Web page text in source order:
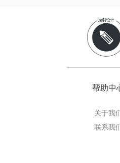
帮助中
关于我
联系我